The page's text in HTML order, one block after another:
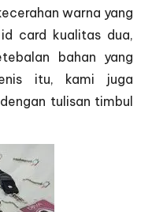
warna yang
card kualitas dua,
bahan yang
itu, kami juga
tulisan timbul